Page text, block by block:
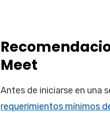
Meet
Antes de iniciarse en una
requerimientos mínimos